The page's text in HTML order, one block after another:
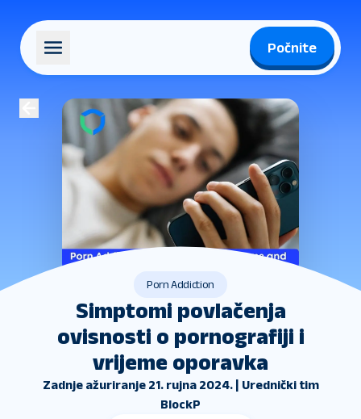
Počnite
Porn Addiction
Simptomi povlačenja
ovisnosti o pornografiji i
vrijeme oporavka
Zadnje ažuriranje 21. rujna 2024. | Urednički tim
BlockP